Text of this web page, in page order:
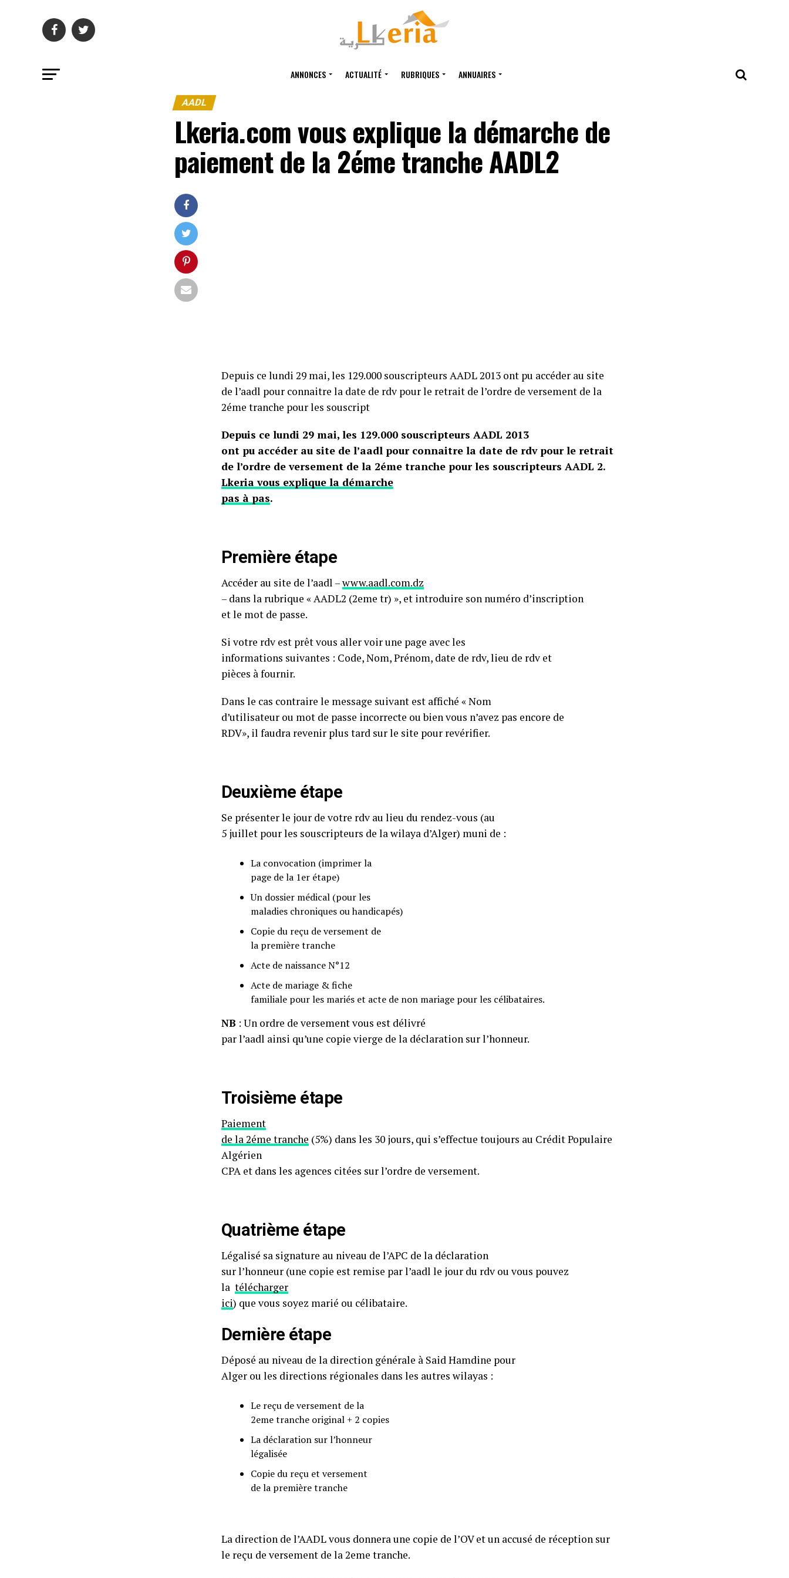
ANNONCES ACTUALITÉ RUBRIQUES ANNUAIRES
AADL
Lkeria.com vous explique la démarche de
paiement de la 2éme tranche AADL2
Depuis ce lundi 29 mai, les 129.000 souscripteurs AADL 2013 ont pu accéder au site
de l’aadl pour connaitre la date de rdv pour le retrait de l’ordre de versement de la
2éme tranche pour les souscript
Depuis ce lundi 29 mai, les 129.000 souscripteurs AADL 2013
ont pu accéder au site de l’aadl pour connaitre la date de rdv pour le retrait
de l’ordre de versement de la 2éme tranche pour les souscripteurs AADL 2.
Lkeria vous explique la démarche
pas à pas.
Première étape
Accéder au site de l’aadl –www.aadl.com.dz
– dans la rubrique « AADL2 (2eme tr) », et introduire son numéro d’inscription
et le mot de passe.
Si votre rdv est prêt vous aller voir une page avec les
informations suivantes : Code, Nom, Prénom, date de rdv, lieu de rdv et
pièces à fournir.
Dans le cas contraire le message suivant est affiché « Nom
d’utilisateur ou mot de passe incorrecte ou bien vous n’avez pas encore de
RDV», il faudra revenir plus tard sur le site pour revérifier.
Deuxième étape
Se présenter le jour de votre rdv au lieu du rendez-vous (au
5 juillet pour les souscripteurs de la wilaya d’Alger) muni de :
La convocation (imprimer la
page de la 1er étape)
Un dossier médical (pour les
maladies chroniques ou handicapés)
Copie du reçu de versement de
la première tranche
Acte de naissance N°12
Acte de mariage & fiche
familiale pour les mariés et acte de non mariage pour les célibataires.
NB : Un ordre de versement vous est délivré
par l’aadl ainsi qu’une copie vierge de la déclaration sur l’honneur.
Troisième étape
Paiement
de la 2éme tranche (5%) dans les 30 jours, qui s’effectue toujours au Crédit Populaire
Algérien
CPA et dans les agences citées sur l’ordre de versement.
Quatrième étape
Légalisé sa signature au niveau de l’APC de la déclaration
sur l’honneur (une copie est remise par l’aadl le jour du rdv ou vous pouvez
la télécharger
ici) que vous soyez marié ou célibataire.
Dernière étape
Déposé au niveau de la direction générale à Said Hamdine pour
Alger ou les directions régionales dans les autres wilayas :
Le reçu de versement de la
2eme tranche original + 2 copies
La déclaration sur l’honneur
légalisée
Copie du reçu et versement
de la première tranche
La direction de l’AADL vous donnera une copie de l’OV et un accusé de réception sur
le reçu de versement de la 2eme tranche.